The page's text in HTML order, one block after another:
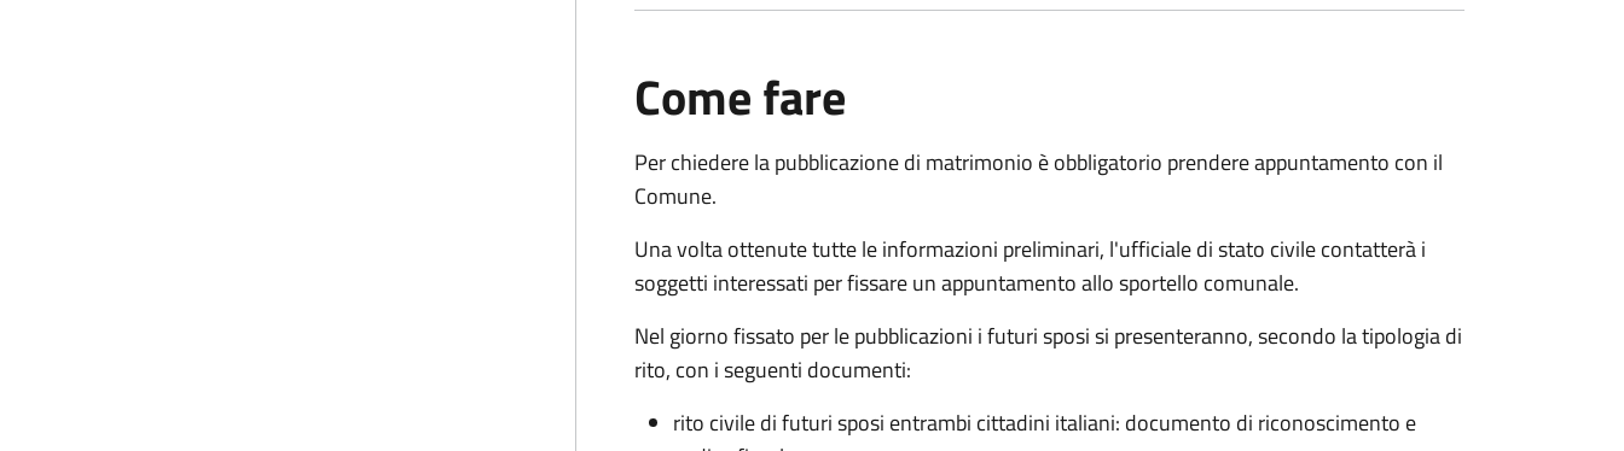
Come fare
Per chiedere la pubblicazione di matrimonio è obbligatorio prendere appuntamento con il
Comune.
Una volta ottenute tutte le informazioni preliminari, l'ufficiale di stato civile contatterà i
soggetti interessati per fissare un appuntamento allo sportello comunale.
Nel giorno fissato per le pubblicazioni i futuri sposi si presenteranno, secondo la tipologia di
rito, con i seguenti documenti:
rito civile di futuri sposi entrambi cittadini italiani: documento di riconoscimento e